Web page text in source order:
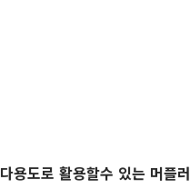
다용도로 활용할수 있는 머플